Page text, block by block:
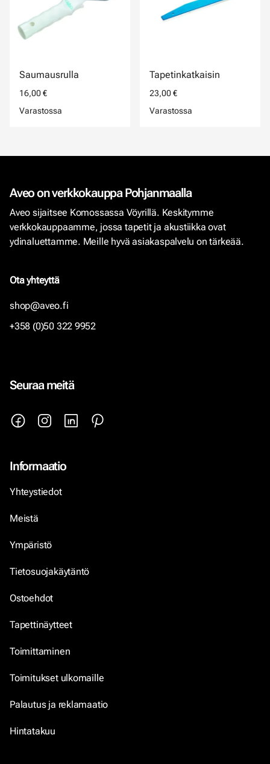
Saumausrulla
16,00 €
Varastossa
Tapetinkatkaisin
23,00 €
Varastossa
Aveo on verkkokauppa Pohjanmaalla
Aveo sijaitsee Komossassa Vöyrillä. Keskitymme
verkkokauppaamme, jossa tapetit ja akustiikka ovat
ydinaluettamme. Meille hyvä asiakaspalvelu on tärkeää.
Ota yhteyttä
shop@aveo.fi
+358 (0)50 322 9952
Seuraa meitä
Informaatio
Yhteystiedot
Meistä
Ympäristö
Tietosuojakäytäntö
Ostoehdot
Tapettinäytteet
Toimittaminen
Toimitukset ulkomaille
Palautus ja reklamaatio
Hintatakuu